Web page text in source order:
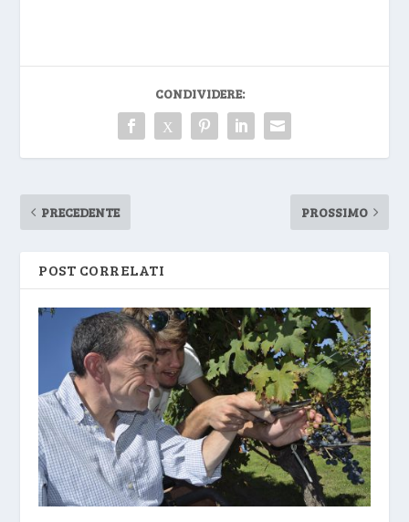
CONDIVIDERE:
PRECEDENTE PROSSIMO
POST CORRELATI